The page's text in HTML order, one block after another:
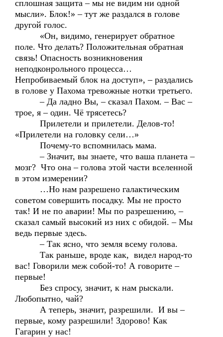
сплошная защита – мы не видим ни одной
мысли». Блок!» – тут же раздался в голове
другой голос.
«Он, видимо, генерирует обратное
поле. Что делать? Положительная обратная
связь! Опасность возникновения
неподконрольного процесса…
Непробиваемый блок на доступ», – раздались
в голове у Пахома тревожные нотки третьего.
– Да ладно Вы, – сказал Пахом. – Вас –
трое, я – один. Чё трясетесь?
Прилетели и прилетели. Делов-то!
«Прилетели на головку сели…»
Почему-то вспомнилась мама.
– Значит, вы знаете, что ваша планета –
мозг? Что она – голова этой части вселенной
в этом измерении?
…Но нам разрешено галактическим
советом совершить посадку. Мы не просто
так! И не по аварии! Мы по разрешению, –
сказал самый высокий из них с обидой. – Мы
ведь первые здесь.
– Так ясно, что земля всему голова.
Так раньше, вроде как, видел народ-то
вас! Говорили меж собой-то! А говорите –
первые!
Без спросу, значит, к нам рыскали.
Любопытно, чай?
А теперь, значит, разрешили. И вы –
первые, кому разрешили! Здорово! Как
Гагарин у нас!